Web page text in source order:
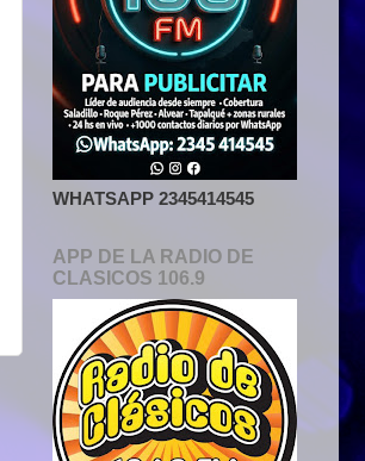
WHATSAPP 2345414545
APP DE LA RADIO DE
CLASICOS 106.9